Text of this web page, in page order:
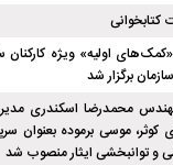
کتابخوانی
اولیه» ویژه کارکنان
برگزار شد
محمدرضا اسکندری
کوثر، موسی برموده
و توانبخشی ایثار منصوب شد